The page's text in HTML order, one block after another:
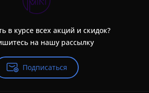
в курсе всех акций и скидок?
на нашу рассылку
Подписаться